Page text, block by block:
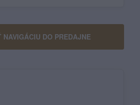
NAVIGÁCIU DO PREDAJNE